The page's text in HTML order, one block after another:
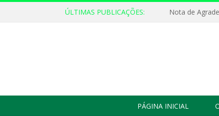
ÚLTIMAS PUBLICAÇÕES: Nota de
PÁGINA INICIAL